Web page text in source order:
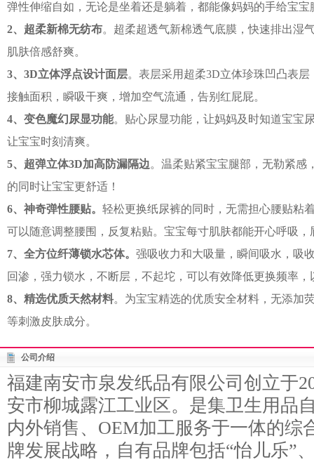
弹性伸缩自如，无论是坐着还是躺着，都能像妈妈的手给宝
2、超柔新棉无纺布。超柔超透气新棉透气底膜，快速排出湿
肌肤倍感舒爽。
3、3D立体浮点设计面层。表层采用超柔3D立体珍珠凹凸表
接触面积，瞬吸干爽，增加空气流通，告别红屁屁。
4、变色魔幻尿显功能。贴心尿显功能，让妈妈及时知道宝宝
让宝宝时刻清爽。
5、超弹立体3D加高防漏隔边。温柔贴紧宝宝腿部，无勒紧感
的同时让宝宝更舒适！
6、神奇弹性腰贴。 轻松更换纸尿裤的同时，无需担心腰贴粘
可以随意调整腰围，反复粘贴。宝宝每寸肌肤都能开心呼吸，
7、全方位纤薄锁水芯体。 强吸收力和大吸量，瞬间吸水，吸
回渗，强力锁水，不断层，不起坨，可以有效降低更换频率
8、精选优质天然材料。为宝宝精选的优质安全材料，无添加
等刺激皮肤成分。
公司介绍
福建南安市泉发纸品有限公司创立于
安市柳城露江工业区。是集卫生用品
内外销售、OEM加工服务于一体的综
牌发展战略，自有品牌包括“怡儿乐”